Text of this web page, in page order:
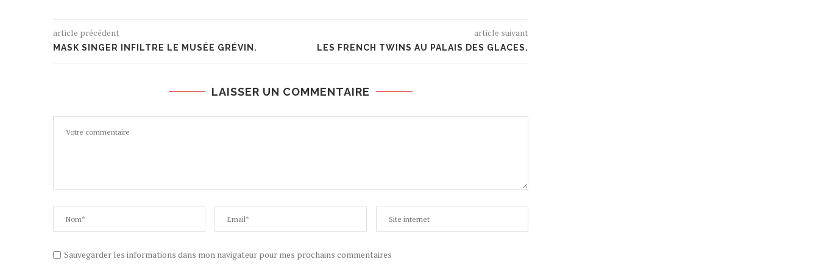
article précédent
MASK SINGER INFILTRE LE MUSÉE GRÉVIN.
article suivant
LES FRENCH TWINS AU PALAIS DES GLACES.
LAISSER UN COMMENTAIRE
Sauvegarder les informations dans mon navigateur pour mes prochains commentaires